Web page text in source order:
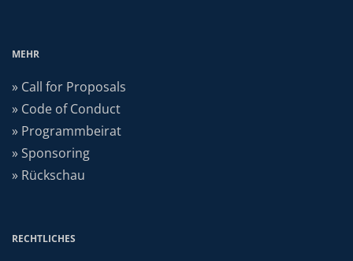
MEHR
» Call for Proposals
» Code of Conduct
» Programmbeirat
» Sponsoring
» Rückschau
RECHTLICHES